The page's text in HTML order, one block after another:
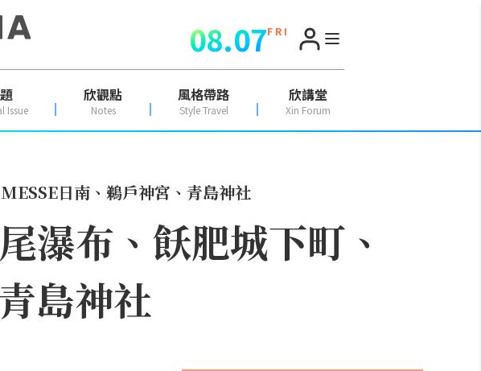
08.07F R I
Issue
欣觀點
Notes
風格帶路
Style Travel
欣講堂
Xin Forum
日南、鵜戶神宮、青島神社
瀑布、飫肥城下町、
島神社